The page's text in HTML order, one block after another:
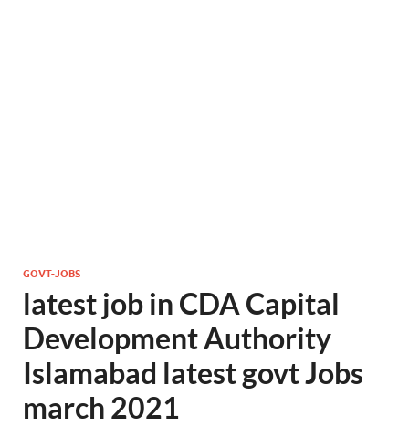
GOVT-JOBS
latest job in CDA Capital
Development Authority
Islamabad latest govt Jobs
march 2021